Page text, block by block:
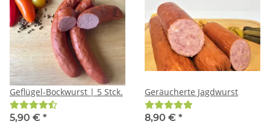
Geflügel-Bockwurst | 5 Stck.
5,90 € *
Geräucherte Jagdwurst
8,90 € *